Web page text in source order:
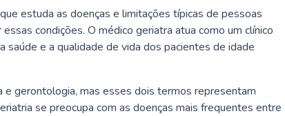
estuda as doenças e limitações típicas de pessoas
condições. O médico geriatra atua como um clínico
saúde e a qualidade de vida dos pacientes de idade
e gerontologia, mas esses dois termos representam
se preocupa com as doenças mais frequentes entre